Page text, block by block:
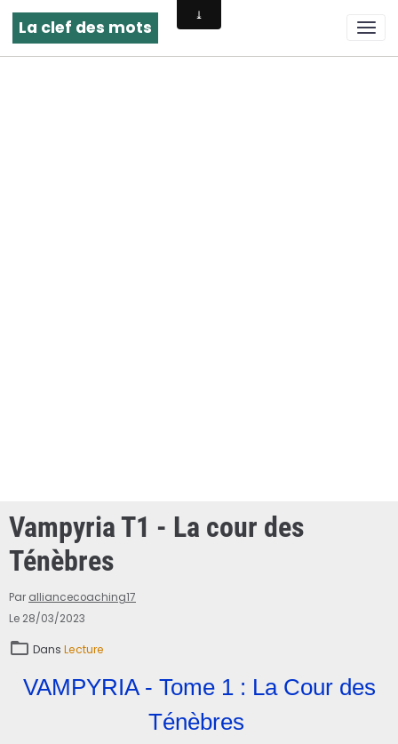
La clef des mots
Vampyria T1 - La cour des
Ténèbres
Par alliancecoaching17
Le 28/03/2023
Dans Lecture
VAMPYRIA - Tome 1 : La Cour des
Ténèbres